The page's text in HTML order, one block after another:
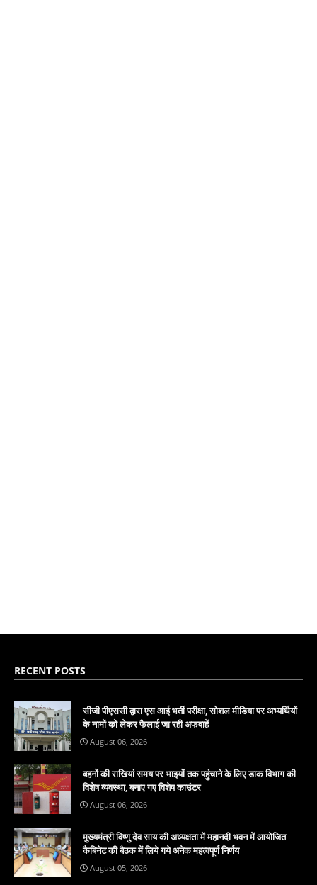
RECENT POSTS
सीजी पीएससी द्वारा एस आई भर्ती परीक्षा, सोशल मीडिया पर अभ्यर्थियों
के नामों को लेकर फैलाई जा रही अफवाहें
August 06, 2026
बहनों की राखियां समय पर भाइयों तक पहुंचाने के लिए डाक विभाग की
विशेष व्यवस्था, बनाए गए विशेष काउंटर
August 06, 2026
मुख्यमंत्री विष्णु देव साय की अध्यक्षता में महानदी भवन में आयोजित
कैबिनेट की बैठक में लिये गये अनेक महत्वपूर्ण निर्णय
August 05, 2026